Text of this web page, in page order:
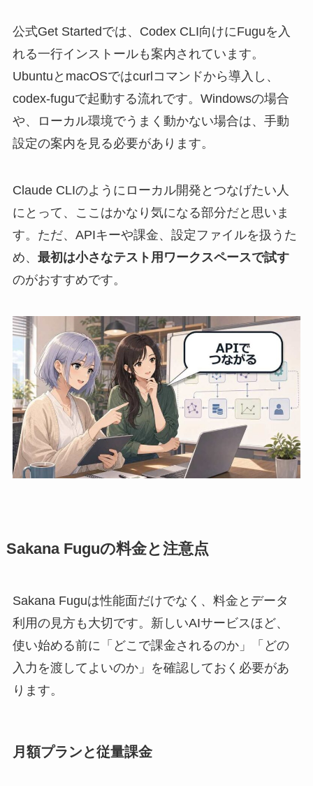
公式Get Startedでは、Codex CLI向けにFuguを入
れる一行インストールも案内されています。
UbuntuとmacOSではcurlコマンドから導入し、
codex-fuguで起動する流れです。Windowsの場合
や、ローカル環境でうまく動かない場合は、手動
設定の案内を見る必要があります。
Claude CLIのようにローカル開発とつなげたい人
にとって、ここはかなり気になる部分だと思いま
す。ただ、APIキーや課金、設定ファイルを扱うた
め、 最初は小さなテスト用ワークスペースで試す
のがおすすめです。
Sakana Fuguの料金と注意点
Sakana Fuguは性能面だけでなく、料金とデータ
利用の見方も大切です。新しいAIサービスほど、
使い始める前に「どこで課金されるのか」「どの
入力を渡してよいのか」を確認しておく必要があ
ります。
月額プランと従量課金